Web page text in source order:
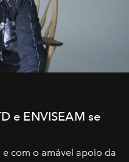
e ENVISEAM se
e com o amável apoio da